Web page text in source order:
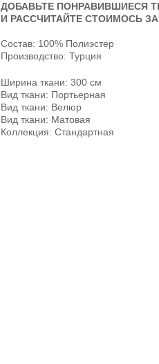
ДОБАВЬТЕ ПОНРАВИВШИЕСЯ
И РАССЧИТАЙТЕ СТОИМОСЬ
Состав: 100% Полиэстер
Производство: Турция
Ширина ткани: 300 см
Вид ткани: Портьерная
Вид ткани: Велюр
Вид ткани: Матовая
Коллекция: Стандартная